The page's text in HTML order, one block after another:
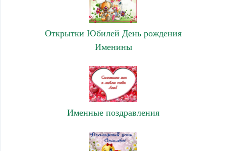
Открытки Юбилей День рождения
Именины
Именные поздравления